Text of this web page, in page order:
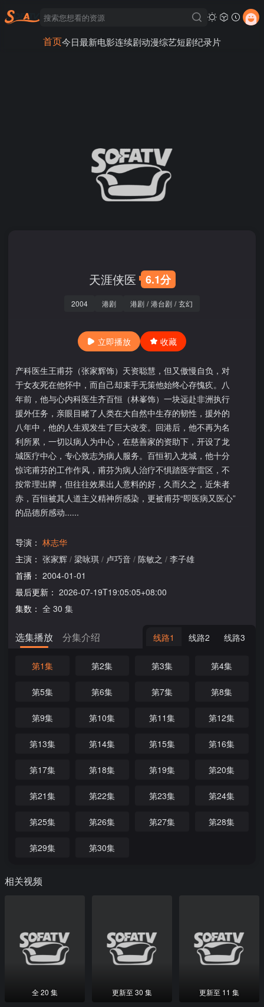
首页今日最新电影连续剧动漫综艺短剧纪录片
天涯侠医 6.1分
2004 港剧 港剧 / 港台剧 / 玄幻
立即播放 收藏
产科医生王甫芬（张家辉饰）天资聪慧，但又傲慢自负，对
于女友死在他怀中，而自己却束手无策他始终心存愧疚。八
年前，他与心内科医生齐百恒（林峯饰）一块远赴非洲执行
援外仼务，亲眼目睹了人类在大自然中生存的韧性，援外的
八年中，他的人生观发生了巨大改变。回港后，他不再为名
利所累，一切以病人为中心，在慈善家的资助下，开设了龙
城医疗中心，专心致志为病人服务。百恒初入龙城，他十分
惊诧甫芬的工作作风，甫芬为病人治疗不惧踏医学雷区，不
按常理出牌，但往往效果出人意料的好，久而久之，近朱者
赤，百恒被其人道主义精神所感染，更被甫芬“即医病又医心”
的品德所感动......
导演： 林志华
主演： 张家辉 / 梁咏琪 / 卢巧音 / 陈敏之 / 李子雄
首播： 2004-01-01
最后更新： 2026-07-19T19:05:05+08:00
集数： 全 30 集
选集播放 分集介绍 线路1 线路2 线路3
第1集 第2集 第3集 第4集
第5集 第6集 第7集 第8集
第9集 第10集 第11集 第12集
第13集 第14集 第15集 第16集
第17集 第18集 第19集 第20集
第21集 第22集 第23集 第24集
第25集 第26集 第27集 第28集
第29集 第30集
相关视频
全 20 集 更新至 30 集 更新至 11 集